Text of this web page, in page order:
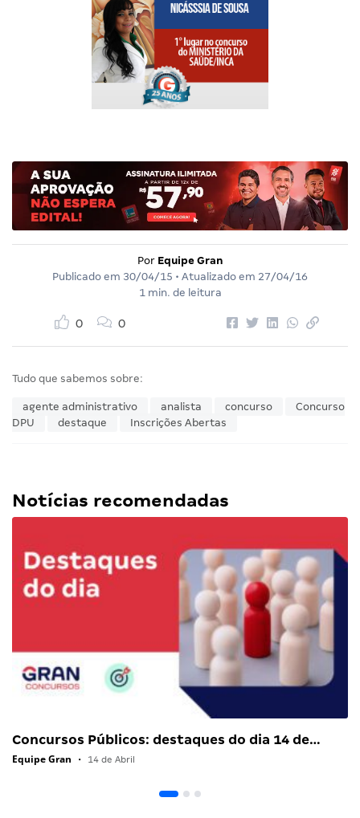
Por Equipe Gran
Publicado em 30/04/15 • Atualizado em 27/04/16
1 min. de leitura
0 0
Tudo que sabemos sobre:
agente administrativo analista concurso
Concurso
DPU
destaque Inscrições Abertas
Notícias recomendadas
Concursos Públicos: destaques do dia 14 de…
Equipe Gran • 14 de Abril